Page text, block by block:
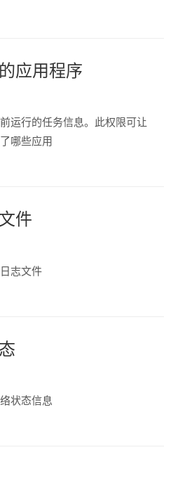
应用程序
运行的任务信息。此权限可让
哪些应用
件
志文件
状态信息